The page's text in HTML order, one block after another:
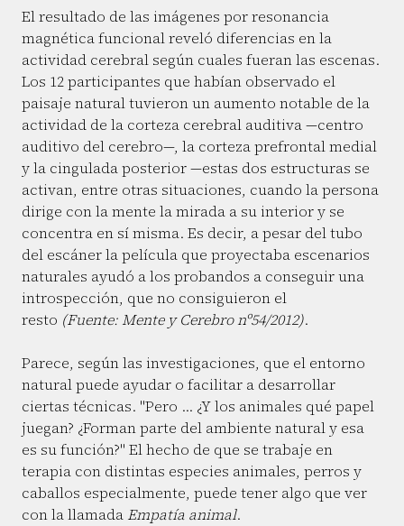
El resultado de las imágenes por resonancia
magnética funcional reveló diferencias en la
actividad cerebral según cuales fueran las escenas.
Los 12 participantes que habían observado el
paisaje natural tuvieron un aumento notable de la
actividad de la corteza cerebral auditiva —centro
auditivo del cerebro—, la corteza prefrontal medial
y la cingulada posterior —estas dos estructuras se
activan, entre otras situaciones, cuando la persona
dirige con la mente la mirada a su interior y se
concentra en sí misma. Es decir, a pesar del tubo
del escáner la película que proyectaba escenarios
naturales ayudó a los probandos a conseguir una
introspección, que no consiguieron el
resto (Fuente: Mente y Cerebro nº54/2012).
Parece, según las investigaciones, que el entorno
natural puede ayudar o facilitar a desarrollar
ciertas técnicas. "Pero … ¿Y los animales qué papel
juegan? ¿Forman parte del ambiente natural y esa
es su función?" El hecho de que se trabaje en
terapia con distintas especies animales, perros y
caballos especialmente, puede tener algo que ver
con la llamada Empatía animal.